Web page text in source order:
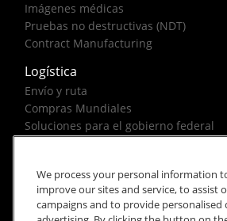
Imágenes médicas
Pruebas no destructivas (NDT)
Contract Manufacturing
Logística
Envío y ruta
Compras Mundiales
Soluciones para el gobierno federal
We process your personal information
improve our sites and service, to assist
campaigns and to provide personalised